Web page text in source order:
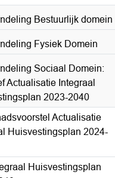
Bestuurlijk domein
Fysiek Domein
Sociaal Domein:
Actualisatie Integraal
2023-2040
Actualisatie
Huisvestingsplan 2024-
Huisvestingsplan